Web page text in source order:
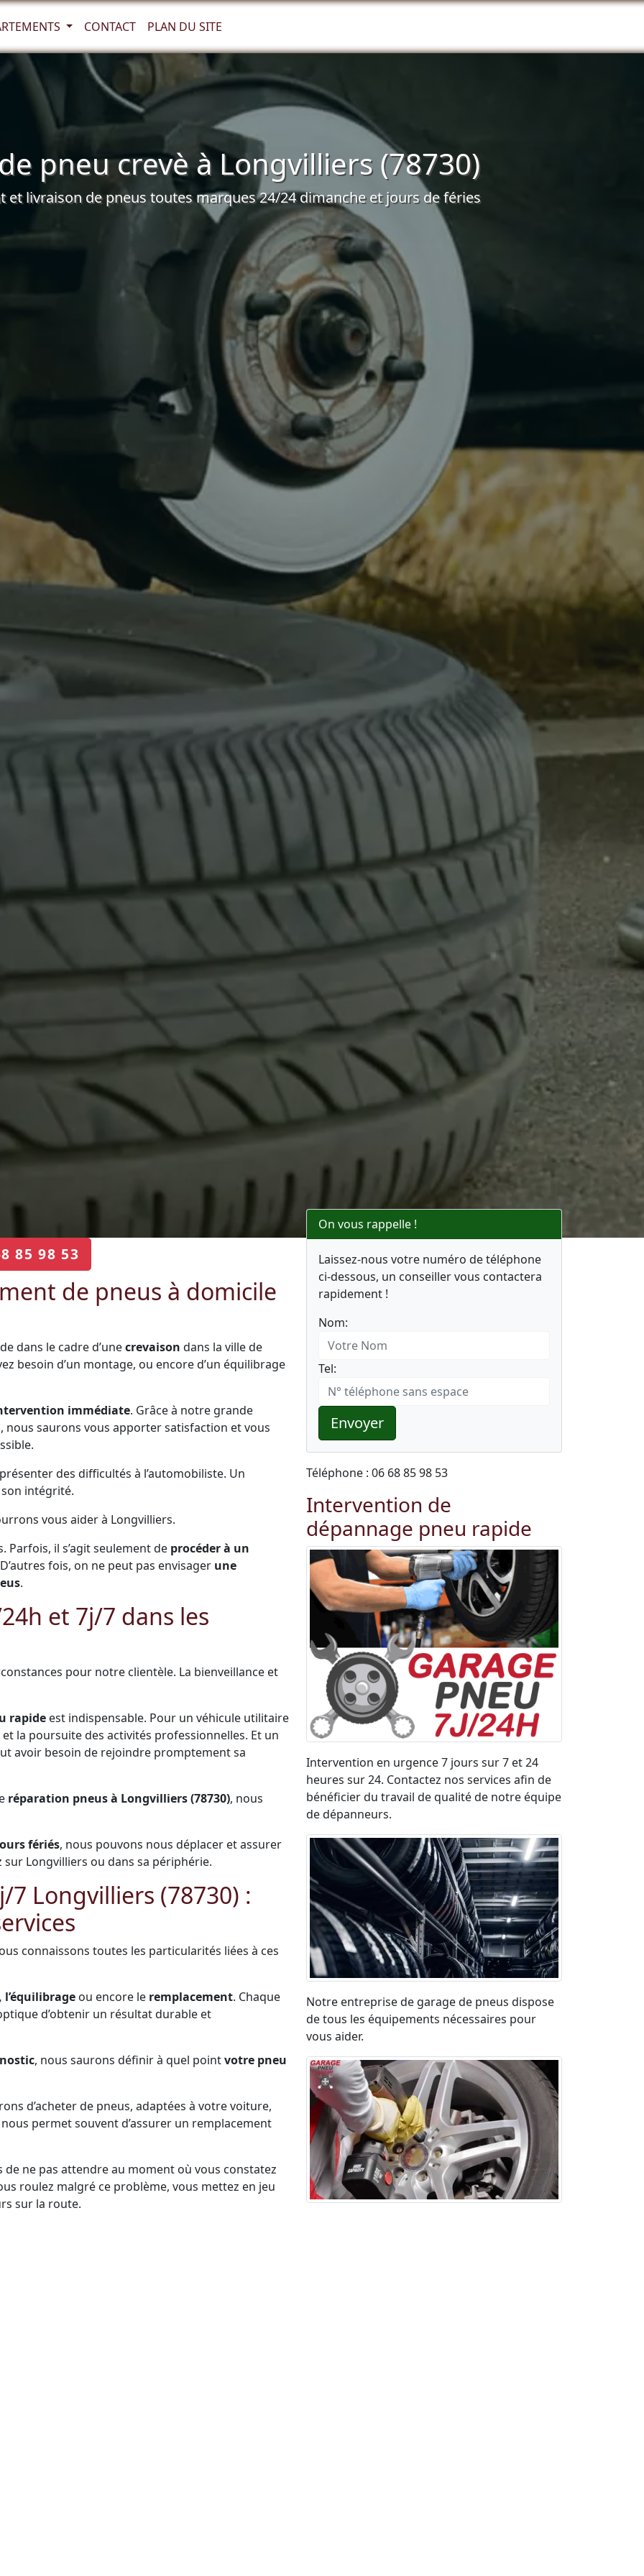
CONTACT PLAN DU SITE
pneu crevè à Longvilliers (78730)
et livraison de pneus toutes marques 24/24 dimanche et jours de féries
85 98 53
de pneus à domicile
dans le cadre d’unecrevaison dans la ville de
besoin d’un montage, ou encore d’un équilibrage
immédiate. Grâce à notre grande
nous saurons vous apporter satisfaction et vous
des difficultés à l’automobiliste. Un
intégrité.
vous aider à Longvilliers.
Parfois, il s’agit seulement de procéder à un
fois, on ne peut pas envisager une
.
et 7j/7 dans les
pour notre clientèle. La bienveillance et
rapide est indispensable. Pour un véhicule utilitaire
la poursuite des activités professionnelles. Et un
avoir besoin de rejoindre promptement sa
réparation pneus à Longvilliers (78730), nous
fériés, nous pouvons nous déplacer et assurer
Longvilliers ou dans sa périphérie.
Longvilliers (78730) :
connaissons toutes les particularités liées à ces
ou encore le remplacement. Chaque
d’obtenir un résultat durable et
, nous saurons définir à quel pointvotre pneu
d’acheter de pneus, adaptées à votre voiture,
permet souvent d’assurer un remplacement
ne pas attendre au moment où vous constatez
roulez malgré ce problème, vous mettez en jeu
sur la route.
On vous rappelle !
Laissez-nous votre numéro de téléphone
ci-dessous, un conseiller vous contactera
rapidement !
Nom:
Tel:
Envoyer
Téléphone : 06 68 85 98 53
Intervention de
dépannage pneu rapide
Intervention en urgence 7 jours sur 7 et 24
heures sur 24. Contactez nos services afin de
bénéficier du travail de qualité de notre équipe
de dépanneurs.
Notre entreprise de garage de pneus dispose
de tous les équipements nécessaires pour
vous aider.